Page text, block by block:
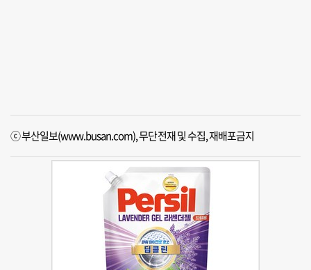
ⓒ 부산일보(www.busan.com), 무단전재 및 수집, 재배포금지